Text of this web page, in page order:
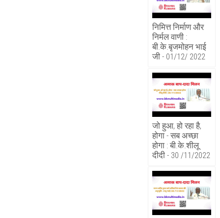
निमित्त निर्माण और
निर्मल वाणी :
बी.के.बृजमोहन भाई
जी - 01/12/ 2022
जो हुआ, हो रहा है,
होगा - सब अच्छा
होगा : बी.के.शीलू
दीदी - 30 /11/2022